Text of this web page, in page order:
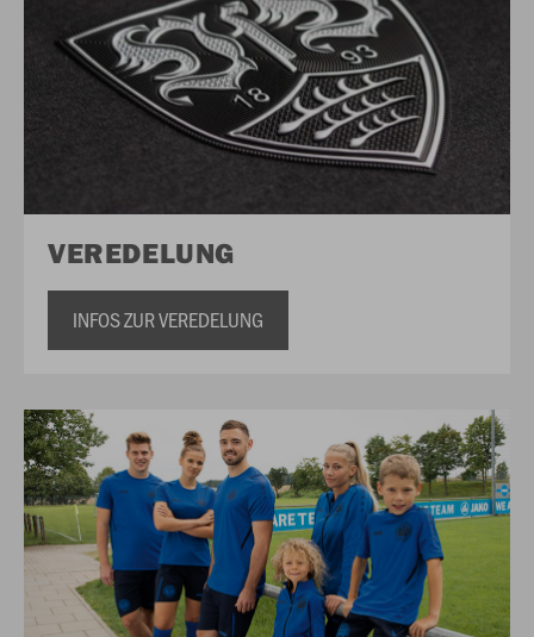
VEREDELUNG
INFOS ZUR VEREDELUNG